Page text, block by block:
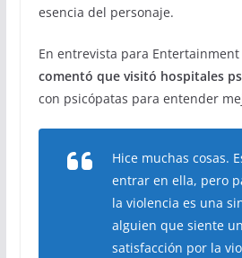
esencia del personaje.
En entrevista para Entertainment
comentó que visitó hospitales
con psicópatas para entender
Hice muchas cosas.
entrar en ella, pero
la violencia es una
alguien que siente
satisfacción por la